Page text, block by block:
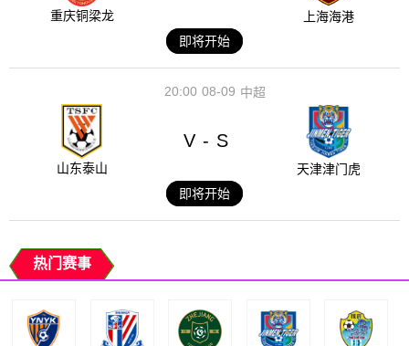
重庆铜梁龙
上海海港
即将开始
08-09
20:00 中超
山东泰山
V - S
天津津门虎
即将开始
热门赛事